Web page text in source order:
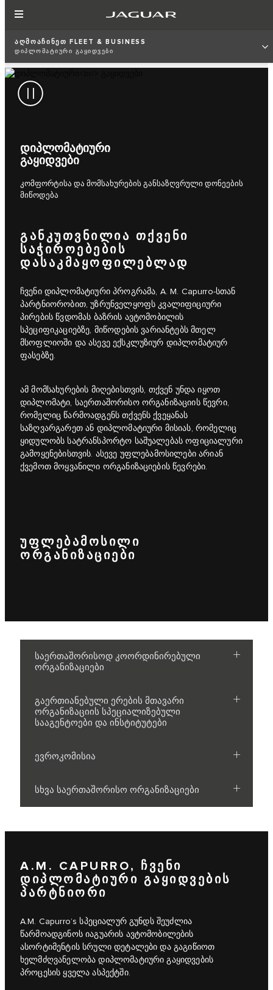
ᲐᲦᲛᲝᲐᲩᲘᲜᲔᲗ FLEET & BUSINESS
ᲓᲘᲞᲚᲝᲛᲐᲢᲘᲣᲠᲘ ᲒᲐᲧᲘᲓᲕᲔᲑᲘ
ᲓᲘᲞᲚᲝᲛᲐᲢᲘᲣᲠᲘ
ᲒᲐᲧᲘᲓᲕᲔᲑᲘ
კომფორტისა და მომსახურების განსაზღვრული დონეების
მიწოდება
ᲒᲐᲜᲙᲣᲗᲕᲜᲘᲚᲘᲐ ᲗᲥᲕᲔᲜᲘ
ᲡᲐᲭᲘᲠᲝᲔᲑᲔᲑᲘᲡ
ᲓᲐᲡᲐᲙᲛᲐᲧᲝᲤᲘᲚᲔᲑᲚᲐᲓ
ჩვენი დიპლომატიური პროგრამა, A. M. Capurro-სთან
პარტნიორობით, უზრუნველყოფს კვალიფიციური
პირების წვდომას ბაზრის ავტომობილის
სპეციფიკაციებზე, მიწოდების ვარიანტებს მთელ
მსოფლიოში და ასევე ექსკლუზიურ დიპლომატიურ
ფასებზე.
ამ მომსახურების მიღებისთვის, თქვენ უნდა იყოთ
დიპლომატი, საერთაშორისო ორგანიზაციის წევრი,
რომელიც წარმოადგენს თქვენს ქვეყანას
საზღვარგარეთ ან დიპლომატიური მისიას, რომელიც
ყიდულობს სატრანსპორტო საშუალებას ოფიციალური
გამოყენებისთვის. ასევე უფლებამოსილები არიან
ქვემოთ მოყვანილი ორგანიზაციების წევრები.
ᲣᲤᲚᲔᲑᲐᲛᲝᲡᲘᲚᲘ
ᲝᲠᲒᲐᲜᲘᲖᲐᲪᲘᲔᲑᲘ
საერთაშორისოდ კოორდინირებული
ორგანიზაციები
გაერთიანებული ერების მთავარი
ორგანიზაციის სპეციალიზებული
სააგენტოები და ინსტიტუტები
ევროკომისია
სხვა საერთაშორისო ორგანიზაციები
A.M. CAPURRO, ᲩᲕᲔᲜᲘ
ᲓᲘᲞᲚᲝᲛᲐᲢᲘᲣᲠᲘ ᲒᲐᲧᲘᲓᲕᲔᲑᲘᲡ
ᲞᲐᲠᲢᲜᲘᲝᲠᲘ
A.M. Capurro’s სპეციალურ გუნდს შეუძლია
წარმოადგინოს იაგუარის ავტომობილების
ასორტიმენტის სრული დეტალები და გაგიწიოთ
ხელმძღვანელობა დიპლომატიური გაყიდვების
პროცესის ყველა ასპექტში.